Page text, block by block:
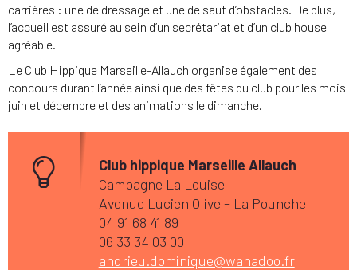
carrières : une de dressage et une de saut d’obstacles. De plus,
l’accueil est assuré au sein d’un secrétariat et d’un club house
agréable.
Le Club Hippique Marseille-Allauch organise également des
concours durant l’année ainsi que des fêtes du club pour les mois
juin et décembre et des animations le dimanche.
Club hippique Marseille Allauch
Campagne La Louise
Avenue Lucien Olive – La Pounche
04 91 68 41 89
06 33 34 03 00
andrieu.dominique@wanadoo.fr